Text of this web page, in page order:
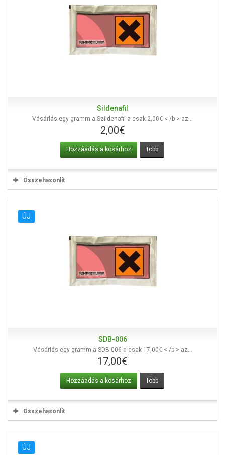
Sildenafil
Vásárlás egy gramm a Szildenafil a csak 2,00€ < /b > az...
2,00€
Hozzáadás a kosárhoz Több
Összehasonlít
ÚJ
SDB-006
Vásárlás egy gramm a SDB-006 a csak 17,00€ < /b > az...
17,00€
Hozzáadás a kosárhoz Több
Összehasonlít
ÚJ